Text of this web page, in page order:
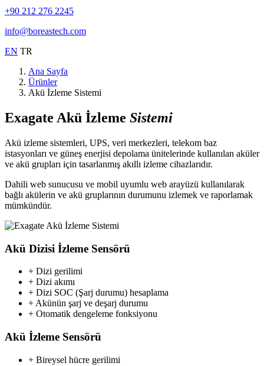
+90 212 276 2245
info@boreastech.com
EN TR
Ana Sayfa
Ürünler
Akü İzleme Sistemi
Exagate Akü İzleme Sistemi
Akü izleme sistemleri, UPS, veri merkezleri, telekom baz
istasyonları ve güneş enerjisi depolama ünitelerinde kullanılan aküler
ve akü grupları için tasarlanmış akıllı izleme cihazlarıdır.
Dahili web sunucusu ve mobil uyumlu web arayüzü kullanılarak
bağlı akülerin ve akü gruplarının durumunu izlemek ve raporlamak
mümkündür.
Akü Dizisi İzleme Sensörü
+ Dizi gerilimi
+ Dizi akımı
+ Dizi SOC (Şarj durumu) hesaplama
+ Akünün şarj ve deşarj durumu
+ Otomatik dengeleme fonksiyonu
Akü İzleme Sensörü
+ Bireysel hücre gerilimi